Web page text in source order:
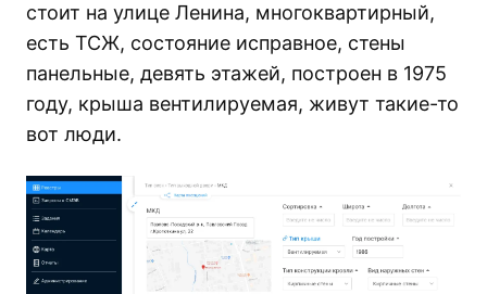
стоит на улице Ленина, многоквартирный,
есть ТСЖ, состояние исправное, стены
панельные, девять этажей, построен в 1975
году, крыша вентилируемая, живут такие-то
вот люди.